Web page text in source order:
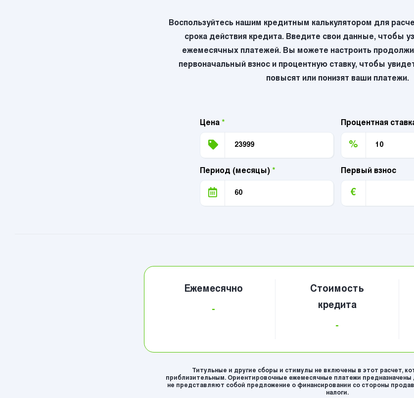
Воспользуйтесь нашим кредитным калькулятором для
срока действия кредита. Введите свои данные, чтобы
ежемесячных платежей. Вы можете настроить
первоначальный взнос и процентную ставку, чтобы
повысят или понизят ваши платежи.
Цена * Процентная
%
Период (месяцы) * Первый взнос
€
Ежемесячно
-
Стоимость
кредита
-
Титульные и другие сборы и стимулы не включены в этот расчет,
приблизительным. Ориентировочные ежемесячные платежи
не представляют собой предложение о финансировании со стороны
налоги.